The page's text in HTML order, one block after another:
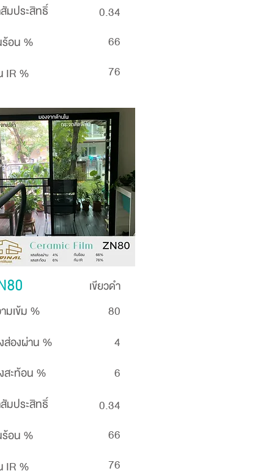
มประสิทธิ์
อน %
IR %
0.34
66
76
เขียวดำ
มเข้ม %
80
ส่องผ่าน %
สะท้อน %
มประสิทธิ์
อน %
IR %
4
6
0.34
66
76